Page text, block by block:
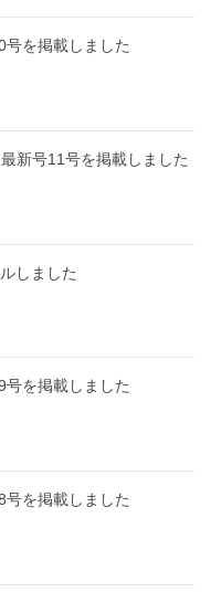
を掲載しました
新号11号を掲載しました
しました
を掲載しました
を掲載しました